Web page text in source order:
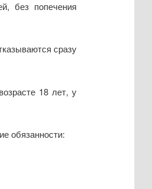
без попечения
сразу
18 лет, у
обязанности: